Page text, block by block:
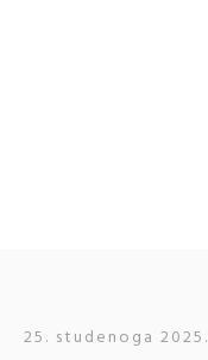
25. studenoga 2025.